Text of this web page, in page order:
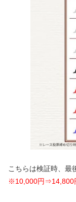
こちらは検証時、最
※10,000円⇒14,800